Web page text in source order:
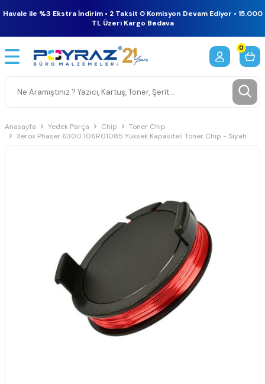
Havale ile %3 Ekstra İndirim • 2 Taksit 0 Komisyon Devam Ediyor • 15.000
TL Üzeri Kargo Bedava
0
Anasayfa Yedek Parça Chip
Toner Chip
Xerox Phaser 6300 106R01085 Yüksek Kapasiteli Toner Chip - Siyah